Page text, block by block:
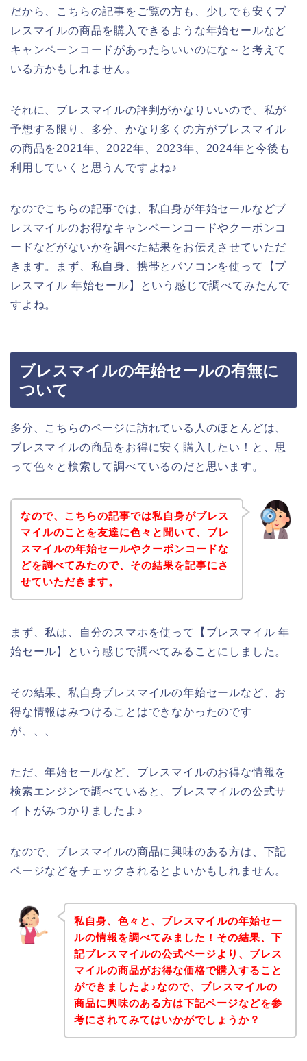
だから、こちらの記事をご覧の方も、少しでも安くブ
レスマイルの商品を購入できるような年始セールなど
キャンペーンコードがあったらいいのにな～と考えて
いる方かもしれません。
それに、ブレスマイルの評判がかなりいいので、私が
予想する限り、多分、かなり多くの方がブレスマイル
の商品を2021年、2022年、2023年、2024年と今後も
利用していくと思うんですよね♪
なのでこちらの記事では、私自身が年始セールなどブ
レスマイルのお得なキャンペーンコードやクーポンコ
ードなどがないかを調べた結果をお伝えさせていただ
きます。まず、私自身、携帯とパソコンを使って【ブ
レスマイル 年始セール】という感じで調べてみたんで
すよね。
ブレスマイルの年始セールの有無に
ついて
多分、こちらのページに訪れている人のほとんどは、
ブレスマイルの商品をお得に安く購入したい！と、思
って色々と検索して調べているのだと思います。
なので、こちらの記事では私自身がブレス
マイルのことを友達に色々と聞いて、ブレ
スマイルの年始セールやクーポンコードな
どを調べてみたので、その結果を記事にさ
せていただきます。
まず、私は、自分のスマホを使って【ブレスマイル 年
始セール】という感じで調べてみることにしました。
その結果、私自身ブレスマイルの年始セールなど、お
得な情報はみつけることはできなかったのです
が、、、
ただ、年始セールなど、ブレスマイルのお得な情報を
検索エンジンで調べていると、ブレスマイルの公式サ
イトがみつかりましたよ♪
なので、ブレスマイルの商品に興味のある方は、下記
ページなどをチェックされるとよいかもしれません。
私自身、色々と、ブレスマイルの年始セー
ルの情報を調べてみました！その結果、下
記ブレスマイルの公式ページより、ブレス
マイルの商品がお得な価格で購入すること
ができましたよ♪なので、ブレスマイルの
商品に興味のある方は下記ページなどを参
考にされてみてはいかがでしょうか？